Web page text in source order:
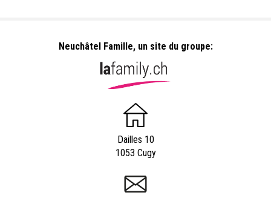
Neuchâtel Famille, un site du groupe:
Dailles 10
1053 Cugy